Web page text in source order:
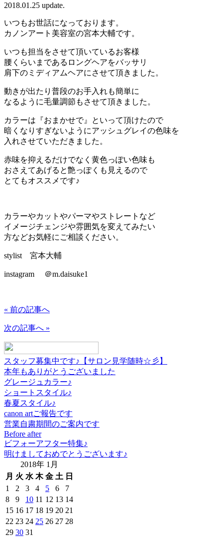
2018.01.25 update.
いつもお世話になっております。
カノンアート美容室の宮本大輔です。
いつも担当をさせて頂いているお客様
腰くらいまであるロングヘアをバッサリ
肩下のミディアムヘアにさせて頂きました。
動きが出たり普段のお手入れも簡単に
なるように毛量調節もさせて頂きました。
カラーは『おまかせで』といって頂けたので
暗くなりすぎないようにアッシュグレイの色味を
入れさせていただきました。
赤味を抑えるだけでなく黄色っぽい色味も
おさえてあげると艶っぽくも見えるので
とてもオススメです♪
カラーやカットやパーマやストレートなど
イメージチェンジや雰囲気を変えてみたい
方などお気軽にご相談ください。
stylist 宮本大輔
instagram ＠m.daisuke1
« 前の記事へ
次の記事へ »
スタッフ募集中です♪【サロン見学随時☆彡】
本年もありがとうございました
グレージュカラー♪
ショートスタイル♪
春夏スタイル♪
canon artご報告です
営業自粛期間のご案内です
Before after
ビフォーアフター特集♪
明けましておめでとうございます♪
2018年 1月
月 火 水 木 金 土 日
1 2 3 4 5 6
7
8
9 10 11 12 13 14
15 16 17 18 19 20 21
22 23 24 25 26 27 28
29 30 31